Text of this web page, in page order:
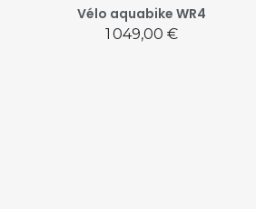
Vélo aquabike WR4
Prix
1 049,00 €